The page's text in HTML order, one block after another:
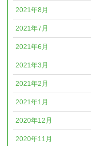
2021年8月
2021年7月
2021年6月
2021年3月
2021年2月
2021年1月
2020年12月
2020年11月